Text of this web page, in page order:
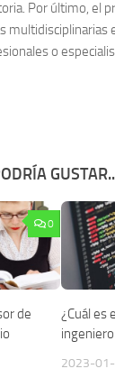
Por último, el
multidisciplinarias
o
0
de
¿Cuál es
2023-